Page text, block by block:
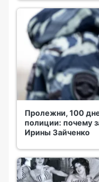
Пролежни, 100
полиции: почему
Ирины Зайченко